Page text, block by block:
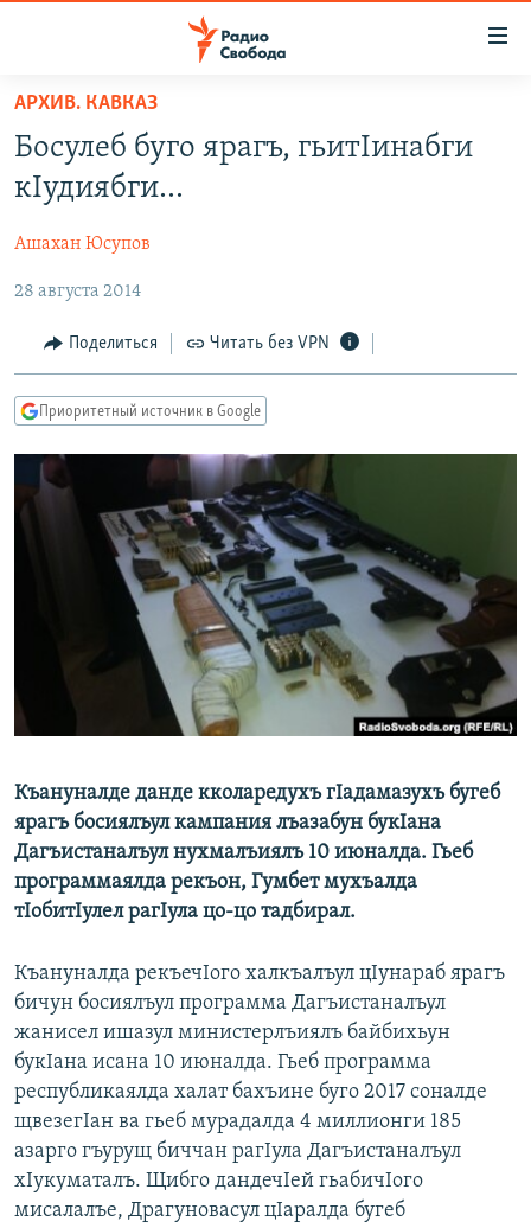
упрощенного
доступа
Вернуться
основному
Вернутся
главной
навигации
Вернутся
поиску
ПРОГРАММЫ
ПОДКАСТЫ
АВТОРСКИЕ ПРОЕКТЫ
ЦИТАТЫ СВОБОДЫ
МНЕНИЯ
КУЛЬТУРА
IDEL.РЕАЛИИ
КАВКАЗ.РЕАЛИИ
СЕВЕР.РЕАЛИИ
СИБИРЬ.РЕАЛИИ
РАСПИСАНИЕ ВЕЩАНИЯ
ПОДПИШИТЕСЬ НА РАССЫЛКУ
СОЦИАЛЬНЫЕ СЕТИ
Все сайты РСЕ/РС
АРХИВ. КАВКАЗ
Босулеб буго ярагъ, гьитIинабги
кIудиябги...
Ашахан Юсупов
28 августа 2014
Поделиться Читать без VPN
Приоритетный источник в Google
Къануналде данде кколаредухъ гIадамазухъ бугеб
ярагъ босиялъул кампания лъазабун букIана
Дагъистаналъул нухмалъиялъ 10 июналда. Гьеб
программаялда рекъон, Гумбет мухъалда
тIобитIулел рагIула цо-цо тадбирал.
Къануналда рекъечIого халкъалъул цIунараб ярагъ
бичун босиялъул программа Дагъистаналъул
жанисел ишазул министерлъиялъ байбихьун
букIана исана 10 июналда. Гьеб программа
республикаялда халат бахъине буго 2017 соналде
щвезегIан ва гьеб мурадалда 4 миллионги 185
азарго гъурущ биччан рагIула Дагъистаналъул
хIукуматалъ. Щибго дандечIей гьабичIого
мисалалъе, Драгуновасул цIаралда бугеб